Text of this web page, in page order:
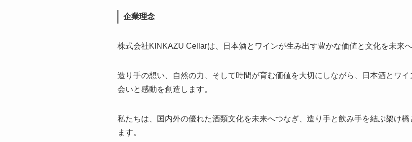
企業理念
株式会社KINKAZU Cellarは、日本酒とワインが生み出す豊かな価値と文化を未来
造り手の想い、自然の力、そして時間が育む価値を大切にしながら、日本酒とワ
会いと感動を創造します。
私たちは、国内外の優れた酒類文化を未来へつなぎ、造り手と飲み手を結ぶ架け
ます。